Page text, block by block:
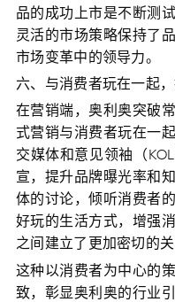
品的成功上市是不断测
灵活的市场策略保持了
市场变革中的领导力。
六、与消费者玩在一起
在营销端，奥利奥突破
式营销与消费者玩在一
交媒体和意见领袖（
宣，提升品牌曝光率和
体的讨论，倾听消费者
好玩的生活方式，增强
之间建立了更加密切的关
这种以消费者为中心的
致，彰显奥利奥的行业